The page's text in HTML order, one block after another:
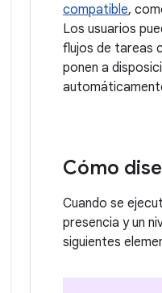
compatible,
Los usuarios
flujos de tareas
ponen a
Cómo
Cuando se
presencia y un
siguientes